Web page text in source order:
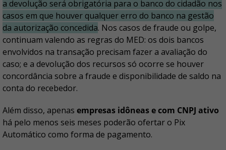
a devolução será obrigatória para o banco do cidadão nos
casos em que houver qualquer erro do banco na gestão
da autorização concedida. Nos casos de fraude ou golpe,
continuam valendo as regras do MED: os dois bancos
envolvidos na transação precisam fazer a avaliação do
caso; e a devolução dos recursos só ocorre se houver
concordância sobre a fraude e disponibilidade de saldo na
conta do recebedor.
Além disso, apenas empresas idôneas e com CNPJ ativo
há pelo menos seis meses poderão ofertar o Pix
Automático como forma de pagamento.